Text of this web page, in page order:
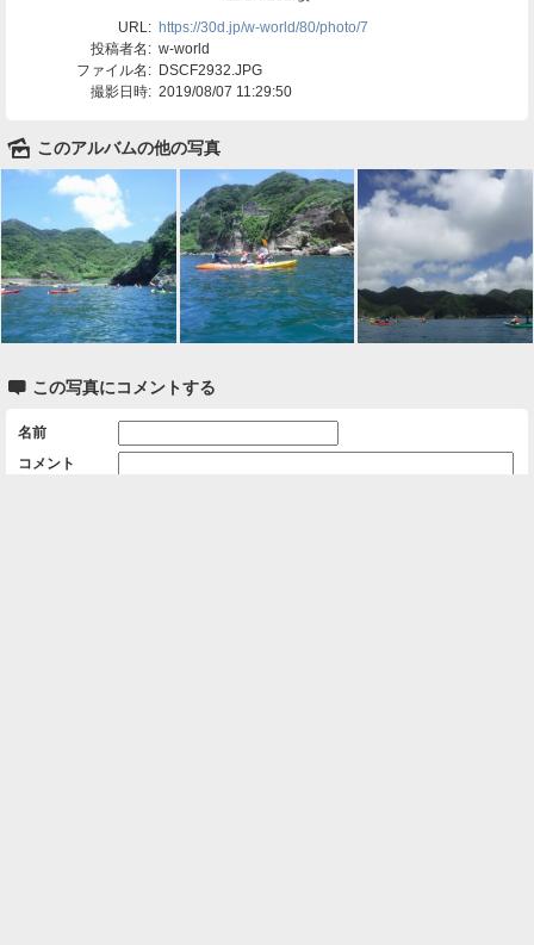
URL: https://30d.jp/w-world/80/photo/7
投稿者名: w-world
ファイル名: DSCF2932.JPG
撮影日時: 2019/08/07 11:29:50
🌄 このアルバムの他の写真
 この写真にコメントする
名前
コメント